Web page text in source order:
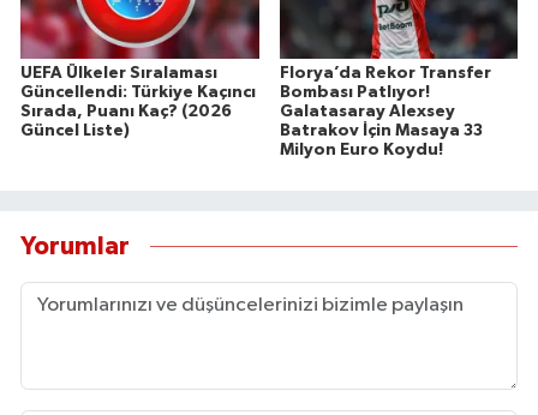
UEFA Ülkeler Sıralaması
Güncellendi: Türkiye Kaçıncı
Sırada, Puanı Kaç? (2026
Güncel Liste)
Florya’da Rekor Transfer
Bombası Patlıyor!
Galatasaray Alexsey
Batrakov İçin Masaya 33
Milyon Euro Koydu!
Yorumlar